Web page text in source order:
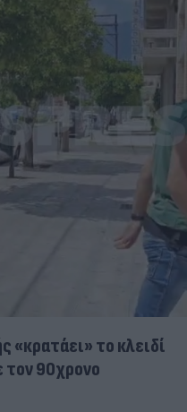
«κρατάει» το κλειδί
90χρονο